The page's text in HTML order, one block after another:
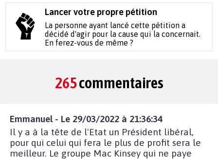
Lancer votre propre pétition
La personne ayant lancé cette pétition a
décidé d'agir pour la cause qui la concernait.
En ferez-vous de même ?
265commentaires
Emmanuel - Le 29/03/2022 à 21:36:34
Il y a à la tête de l'Etat un Président libéral,
pour qui celui qui fera le plus de profit sera le
meilleur. Le groupe Mac Kinsey qui ne paye